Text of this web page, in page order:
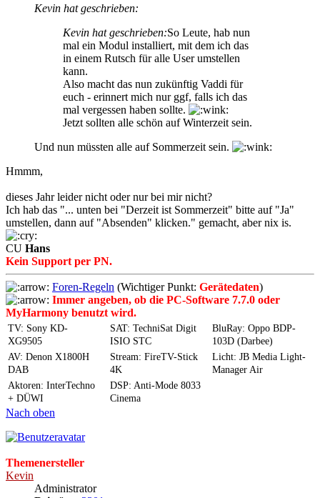
Kevin hat geschrieben:
Kevin hat geschrieben:So Leute, hab nun
mal ein Modul installiert, mit dem ich das
in einem Rutsch für alle User umstellen
kann.
Also macht das nun zukünftig Vaddi für
euch - erinnert mich nur ggf, falls ich das
mal vergessen haben sollte.
Jetzt sollten alle schön auf Winterzeit sein.
Und nun müssten alle auf Sommerzeit sein.
Hmmm,
dieses Jahr leider nicht oder nur bei mir nicht?
Ich hab das "... unten bei "Derzeit ist Sommerzeit" bitte auf "Ja"
umstellen, dann auf "Absenden" klicken." gemacht, aber nix is.
CU Hans
Kein Support per PN.
Foren-Regeln (Wichtiger Punkt: Gerätedaten)
Immer angeben, ob die PC-Software 7.7.0 oder
MyHarmony benutzt wird.
TV: Sony KD-
XG9505
SAT: TechniSat Digit
ISIO STC
BluRay: Oppo BDP-
103D (Darbee)
AV: Denon X1800H
DAB
Stream: FireTV-Stick
4K
Licht: JB Media Light-
Manager Air
Aktoren: InterTechno
+ DÜWI
DSP: Anti-Mode 8033
Cinema
Nach oben
Themenersteller
Kevin
Administrator